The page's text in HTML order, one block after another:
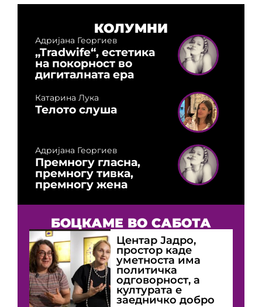
КОЛУМНИ
Адријана Георгиев
„Tradwife“, естетика
на покорност во
дигиталната ера
Катарина Лука
Телото слуша
Адријана Георгиев
Премногу гласна,
премногу тивка,
премногу жена
БОЦКАМЕ ВО САБОТА
Центар Јадро,
простор каде
уметноста има
политичка
одговорност, а
културата е
заедничко добро